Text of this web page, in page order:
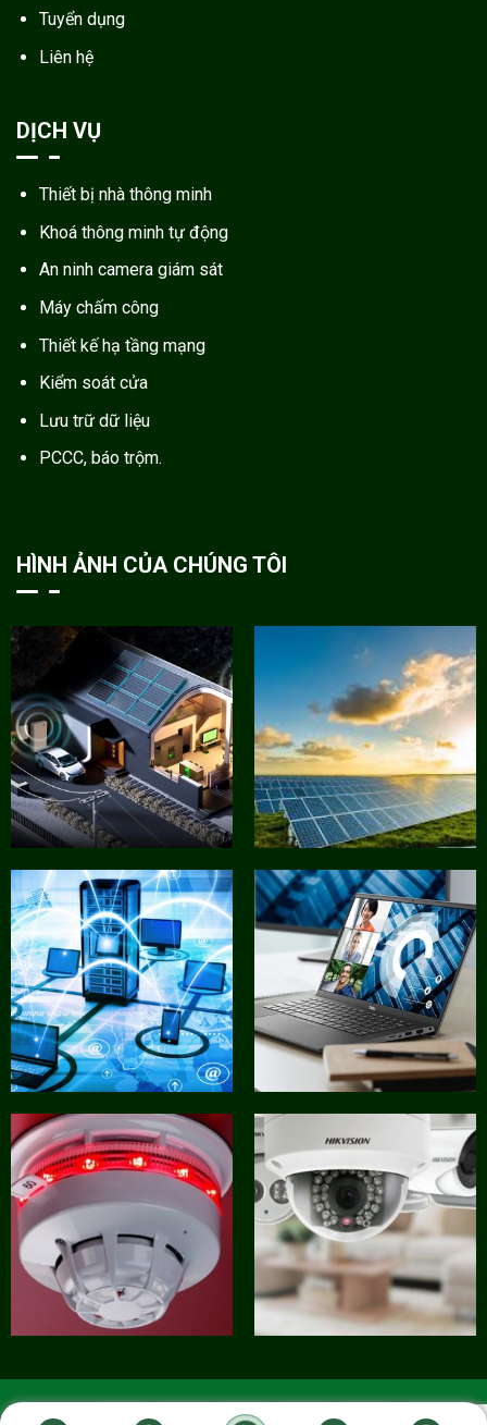
Tuyển dụng
Liên hệ
DỊCH VỤ
Thiết bị nhà thông minh
Khoá thông minh tự động
An ninh camera giám sát
Máy chấm công
Thiết kế hạ tầng mạng
Kiểm soát cửa
Lưu trữ dữ liệu
PCCC, báo trộm.
HÌNH ẢNH CỦA CHÚNG TÔI